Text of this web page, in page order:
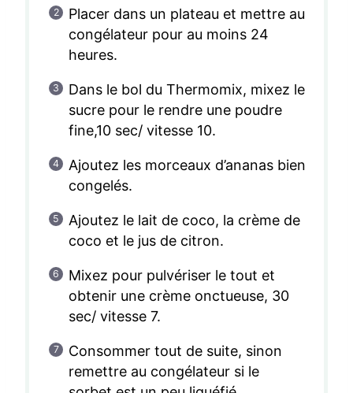
Placer dans un plateau et mettre au
congélateur pour au moins 24
heures.
Dans le bol du Thermomix, mixez le
sucre pour le rendre une poudre
fine,10 sec/ vitesse 10.
Ajoutez les morceaux d’ananas bien
congelés.
Ajoutez le lait de coco, la crème de
coco et le jus de citron.
Mixez pour pulvériser le tout et
obtenir une crème onctueuse, 30
sec/ vitesse 7.
Consommer tout de suite, sinon
remettre au congélateur si le